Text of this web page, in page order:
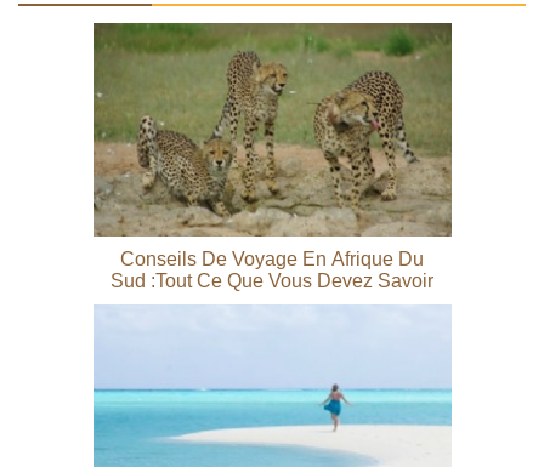
Conseils De Voyage En Afrique Du
Sud :tout Ce Que Vous Devez Savoir